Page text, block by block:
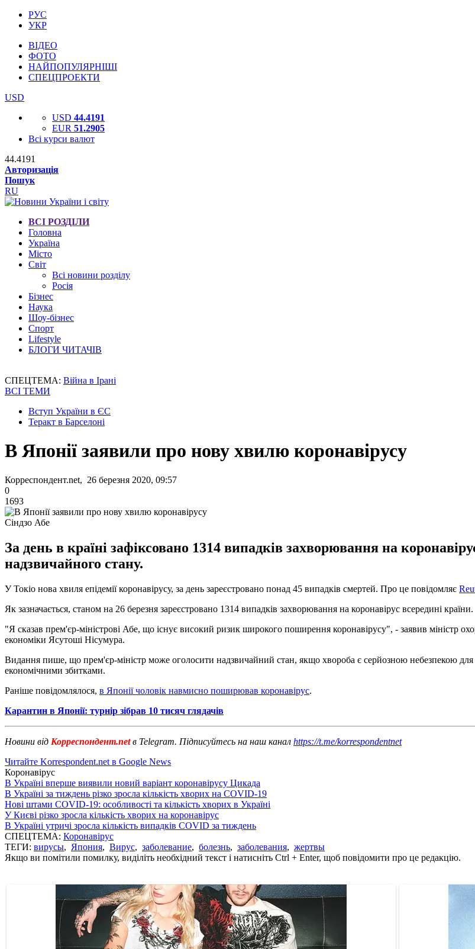
РУС
УКР
ВІДЕО
ФОТО
НАЙПОПУЛЯРНІШІ
СПЕЦПРОЕКТИ
USD
USD 44.4191
EUR 51.2905
Всі курси валют
44.4191
Авторизація
Пошук
RU
ВСІ РОЗДІЛИ
Головна
Україна
Місто
Світ
Всі новини розділу
Росія
Бізнес
Наука
Шоу-бізнес
Спорт
Lifestyle
БЛОГИ ЧИТАЧІВ
СПЕЦТЕМА: Війна в Ірані
ВСІ ТЕМИ
Вступ України в ЄС
Теракт в Барселоні
В Японії заявили про нову хвилю коронавірусу
Корреспондент.net, 26 березня 2020, 09:57
0
1693
Сіндзо Абе
За день в країні зафіксовано 1314 випадків захворювання на
надзвичайного стану.
У Токіо нова хвиля епідемії коронавірусу, за день зареєстровано понад 45 випадків смертей. Про це повідомляє
Як зазначається, станом на 26 березня зареєстровано 1314 випадків захворювання на коронавірус всередині країни.
"Я сказав прем'єр-міністрові Абе, що існує високий ризик широкого поширення коронавірусу", - заявив міністр
економіки Ясутоші Нісумура.
Видання пише, що прем'єр-міністр може оголосити надзвичайний стан, якщо хвороба є серйозною небезпекою
економічними збитками.
Раніше повідомлялося, в Японії чоловік навмисно поширював коронавірус.
Карантин в Японії: турнір зібрав 10 тисяч глядачів
Новини від Корреспондент.netв Telegram. Підписуйтесь на наш канал https://t.me/korrespondentnet
Читайте Korrespondent.net в Google News
Коронавірус
В Україні вперше виявили новий варіант коронавірусу Цикада
В Україні за тиждень різко зросла кількість хворих на COVID-19
Нові штами COVID-19: особливості та кількість хворих в Україні
У Києві різко зросла кількість хворих на коронавірус
В Україні утричі зросла кількість випадків COVID за тиждень
СПЕЦТЕМА: Коронавірус
ТЕГИ: вирусы, Япония, Вирус, заболевание, болезнь, заболевания, жертвы
Якщо ви помітили помилку, виділіть необхідний текст і натисніть Ctrl + Enter, щоб повідомити про це редакцію.